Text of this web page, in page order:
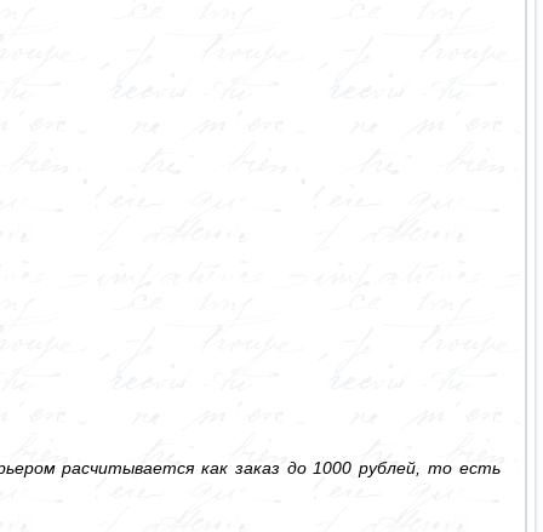
расчитывается как заказ до 1000 рублей, то есть